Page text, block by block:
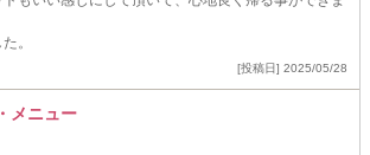
。
[投稿日] 2025/05/28
メニュー